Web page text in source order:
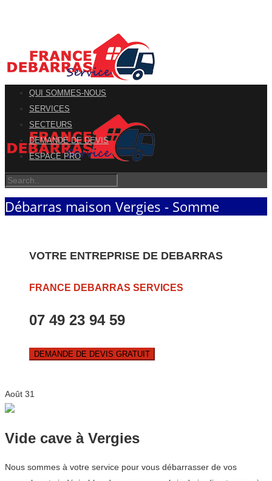
QUI SOMMES-NOUS
SERVICES
SECTEURS
DEMANDE DE DEVIS
ESPACE PRO
Débarras maison Vergies - Somme
VOTRE ENTREPRISE DE DEBARRAS
FRANCE DEBARRAS SERVICES
07 49 23 94 59
DEMANDE DE DEVIS GRATUIT
Août 31
Vide cave à Vergies
Nous sommes à votre service pour vous débarrasser de vos